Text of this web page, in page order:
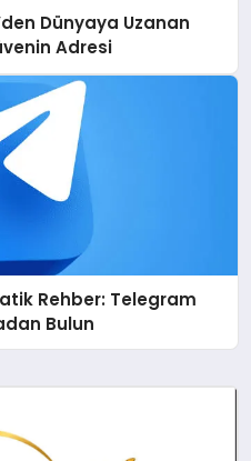
Dünyaya Uzanan
Adresi
Rehber: Telegram
Bulun